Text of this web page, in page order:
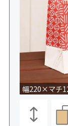
幅220×マチ